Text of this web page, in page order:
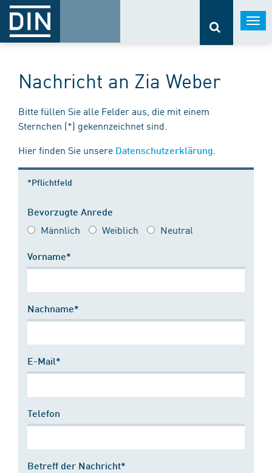
Nachricht an Zia Weber
Bitte füllen Sie alle Felder aus, die mit einem
Sternchen (*) gekennzeichnet sind.
Hier finden Sie unsere Datenschutzerklärung
*Pflichtfeld
Bevorzugte Anrede
Männlich Weiblich Neutral
Vorname*
Nachname*
E-Mail*
Telefon
Betreff der Nachricht*